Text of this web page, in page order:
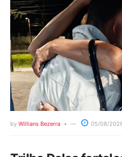
by Willians Bezerra 05/08/